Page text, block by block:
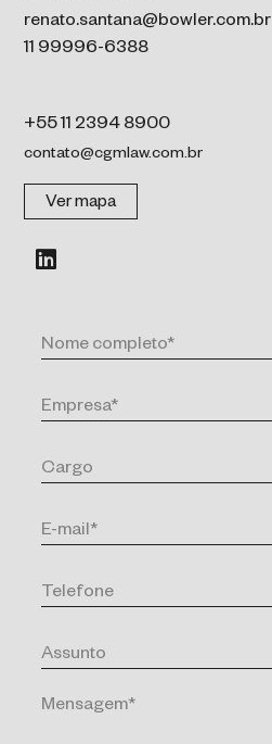
renato.santana@bowler.com.br
11 99996-6388
+55 11 2394 8900
contato@cgmlaw.com.br
Ver mapa